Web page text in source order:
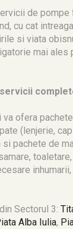
de
cu cat
si viata
mai ales
ofera
(lenjerie,
pachete de
Sectorul 3:
Alba Iulia,